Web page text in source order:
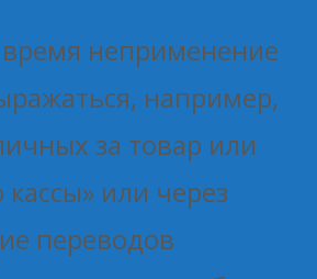
неприменение
например,
за товар или
или через
переводов